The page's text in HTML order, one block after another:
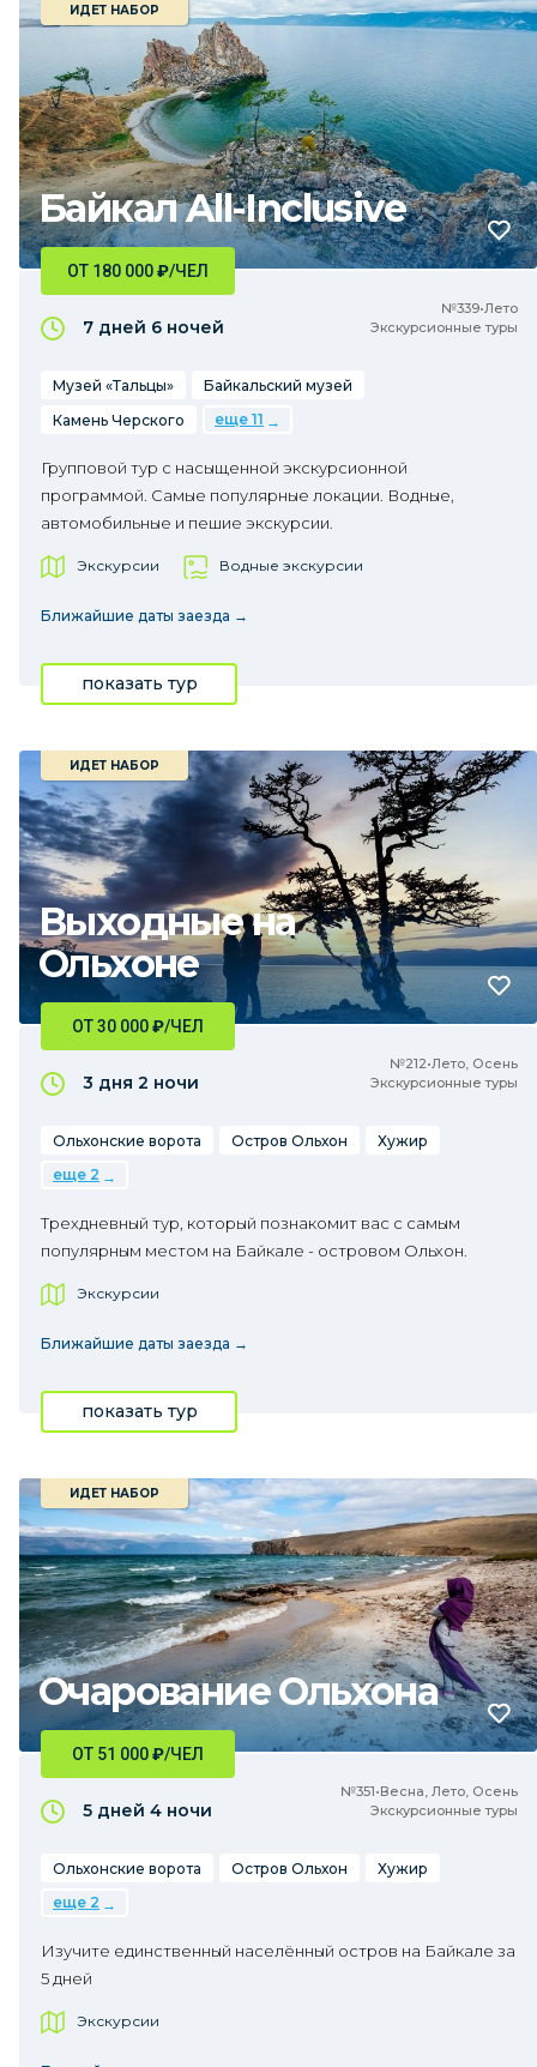
Байкал All-Inclusive
ИДЕТ НАБОР
№339•Лето
Экскурсионные туры
ОТ 180 000₽/ЧЕЛ
7 дней 6 ночей
Музей «Тальцы»
Байкальский музей
Камень Черского
еще 11
Групповой тур с насыщенной экскурсионной
программой. Самые популярные локации. Водные,
автомобильные и пешие экскурсии.
Экскурсии Водные экскурсии
Ближайшие даты заезда →
показать тур
Выходные на
Ольхоне
ИДЕТ НАБОР
№212•Лето, Осень
Экскурсионные туры
ОТ 30 000₽/ЧЕЛ
3 дня 2 ночи
Ольхонские ворота Остров Ольхон
Хужир
еще 2
Трехдневный тур, который познакомит вас с самым
популярным местом на Байкале - островом Ольхон.
Экскурсии
Ближайшие даты заезда →
показать тур
Очарование Ольхона
ИДЕТ НАБОР
№351•Весна, Лето, Осень
Экскурсионные туры
ОТ 51 000₽/ЧЕЛ
5 дней 4 ночи
Ольхонские ворота Остров Ольхон
Хужир
еще 2
Изучите единственный населённый остров на Байкале за
5 дней
Экскурсии